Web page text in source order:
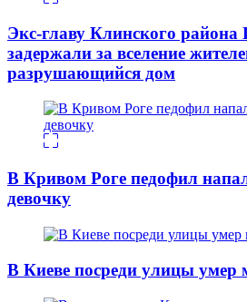
Экс-главу Клинского района
задержали за вселение
разрушающийся дом
В Кривом Роге педофил
девочку
В Киеве посреди улицы умер